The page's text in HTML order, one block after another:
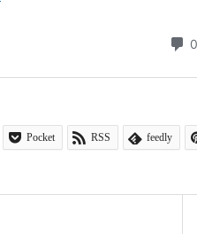
Pocket RSS feedly